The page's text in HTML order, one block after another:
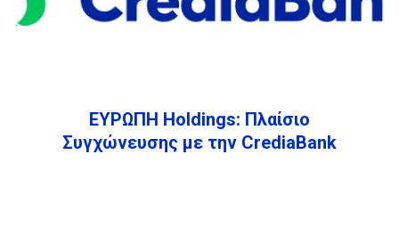
Online Ασφαλίσεις
ΕΥΡΩΠΗ Holdings: Πλαίσιο
Συγχώνευσης με την CrediaBank